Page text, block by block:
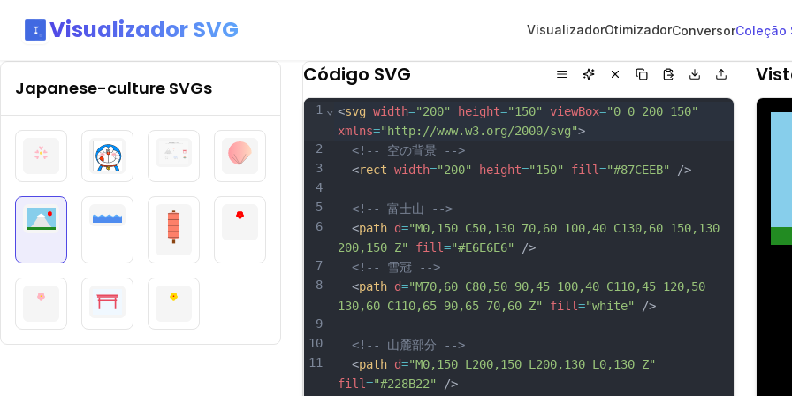
Visualizador SVG VisualizadorOtimizadorConversorColeção
Japanese-culture SVGs
Código SVG
1
2
3
4
5
6
7
8
9
10
11
⌄ <svg width="200" height="150" viewBox="0 0 200 150"
xmlns="http://www.w3.org/2000/svg">
<!-- 空の背景 -->
  <
rect width="200" height="150" fill="#87CEEB" />
<!-- 富士山 -->
  <
path d="M0,150 C50,130 70,60 100,40 C130,60 150,130
200,150 Z"
fill="#E6E6E6"
/>
<!-- 雪冠 -->
  <
path d="M70,60 C80,50 90,45 100,40 C110,45 120,50
130,60 C110,65 90,65 70,60 Z"
fill="white" />
<!-- 山麓部分 -->
  <
path d="M0,150 L200,150 L200,130 L0,130 Z"
fill="#228B22" />